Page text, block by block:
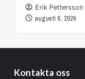
Erik Pettersson
augusti 6, 2026
Kontakta oss